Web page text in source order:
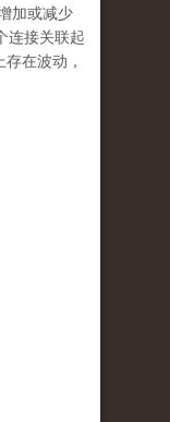
加或减少
连接关联起
在波动，